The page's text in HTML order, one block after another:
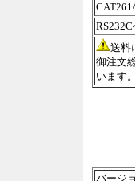
送料
御注文
います。
バージ